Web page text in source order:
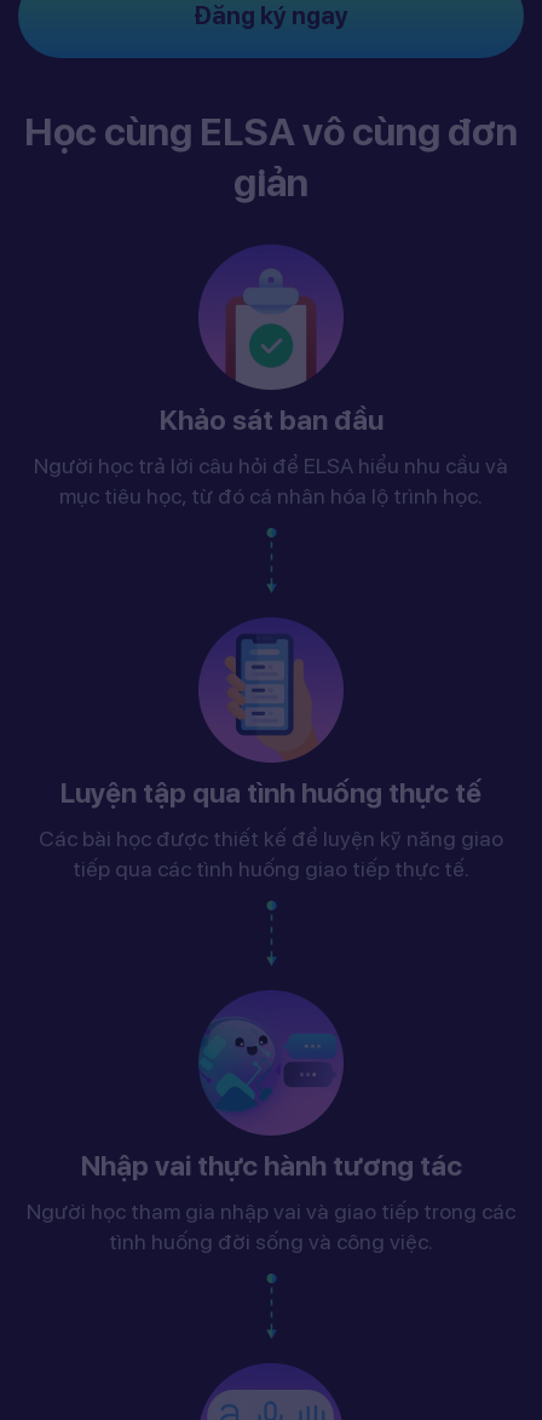
Đăng ký ngay
Học cùng ELSA vô cùng đơn
giản
Khảo sát ban đầu
Người học trả lời câu hỏi để ELSA hiểu nhu cầu và
mục tiêu học, từ đó cá nhân hóa lộ trình học.
Luyện tập qua tình huống thực tế
Các bài học được thiết kế để luyện kỹ năng giao
tiếp qua các tình huống giao tiếp thực tế.
Nhập vai thực hành tương tác
Người học tham gia nhập vai và giao tiếp trong các
tình huống đời sống và công việc.